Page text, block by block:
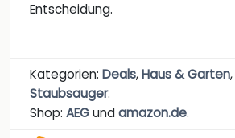
Entscheidung.
Kategorien: Deals,Haus & Garten,
Staubsauger.
Shop: AEGundamazon.de.